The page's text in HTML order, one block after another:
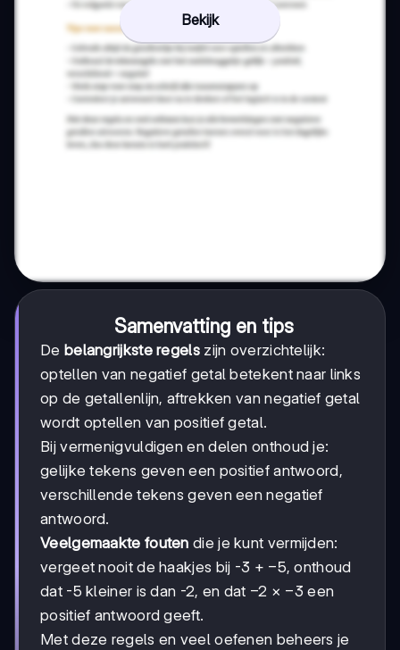
Bekijk
Samenvatting en tips
De belangrijkste regelszijn overzichtelijk:
optellen van negatief getal betekent naar links
op de getallenlijn, aftrekken van negatief getal
wordt optellen van positief getal.
Bij vermenigvuldigen en delen onthoud je:
gelijke tekens geven een positief antwoord,
verschillende tekens geven een negatief
antwoord.
Veelgemaakte fouten die je kunt vermijden:
vergeet nooit de haakjes bij -3 + -5
−5, onthoud
dat -5 kleiner is dan -2, en dat -2
−2 × -3
−3 een
positief antwoord geeft.
Met deze regels en veel oefenen beheers je